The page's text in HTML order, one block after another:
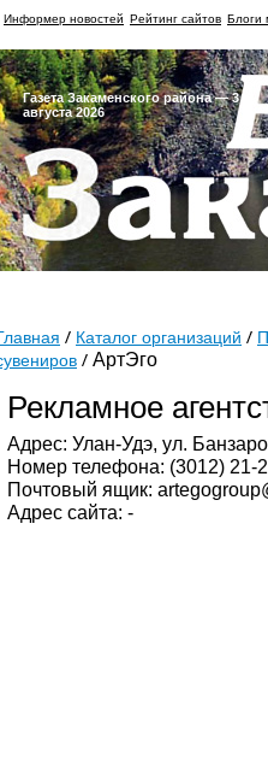
Информер новостей Рейтинг сайтов Блоги
Газета Закаменского района — 3
августа 2026
Каталог организаций
АртЭго
Рекламное
Адрес: Улан-Удэ, ул.
Номер телефона: (3012) 21-
Почтовый ящик:
Адрес сайта: -